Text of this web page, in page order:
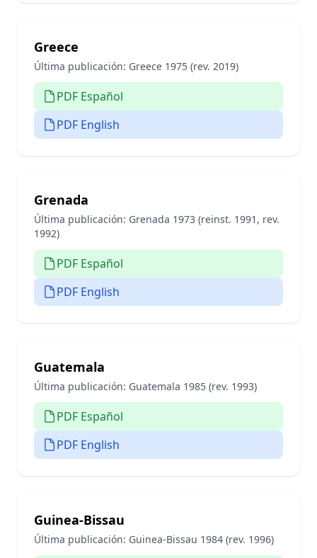
Greece
Última publicación: Greece 1975 (rev. 2019)
PDF Español
PDF English
Grenada
Última publicación: Grenada 1973 (reinst. 1991, rev.
1992)
PDF Español
PDF English
Guatemala
Última publicación: Guatemala 1985 (rev. 1993)
PDF Español
PDF English
Guinea-Bissau
Última publicación: Guinea-Bissau 1984 (rev. 1996)